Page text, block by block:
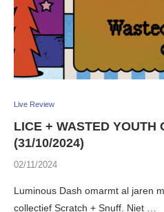
Live Review
LICE + WASTED
(31/10/2024)
02/11/2024
Luminous Dash omarmt al jaren
collectief Scratch + Snuff. Niet …